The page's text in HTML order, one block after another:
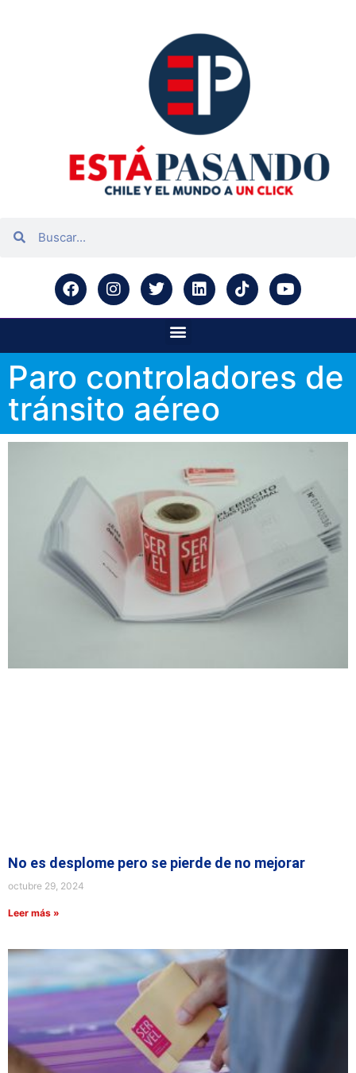
Paro controladores de
tránsito aéreo
No es desplome pero se pierde de no mejorar
octubre 29, 2024
Leer más »